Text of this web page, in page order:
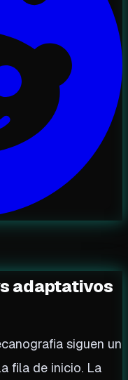
adaptativos
siguen un
fila de inicio. La